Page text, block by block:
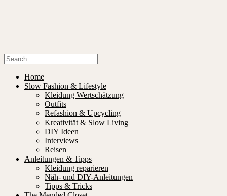
Home
Slow Fashion & Lifestyle
Kleidung Wertschätzung
Outfits
Refashion & Upcycling
Kreativität & Slow Living
DIY Ideen
Interviews
Reisen
Anleitungen & Tipps
Kleidung reparieren
Näh- und DIY-Anleitungen
Tipps & Tricks